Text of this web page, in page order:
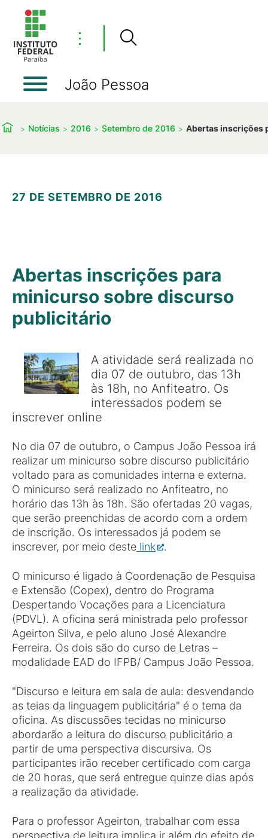
⋮
João Pessoa
Notícias 2016 Setembro de 2016 Abertas inscrições
27 DE SETEMBRO DE 2016
Abertas inscrições para
minicurso sobre discurso
publicitário
A atividade será realizada no
dia 07 de outubro, das 13h
às 18h, no Anfiteatro. Os
interessados podem se
inscrever online
No dia 07 de outubro, o Campus João Pessoa irá
realizar um minicurso sobre discurso publicitário
voltado para as comunidades interna e externa.
O minicurso será realizado no Anfiteatro, no
horário das 13h às 18h. São ofertadas 20 vagas,
que serão preenchidas de acordo com a ordem
de inscrição. Os interessados já podem se
inscrever, por meio deste link .
O minicurso é ligado à Coordenação de Pesquisa
e Extensão (Copex), dentro do Programa
Despertando Vocações para a Licenciatura
(PDVL). A oficina será ministrada pelo professor
Ageirton Silva, e pelo aluno José Alexandre
Ferreira. Os dois são do curso de Letras –
modalidade EAD do IFPB/ Campus João Pessoa.
"Discurso e leitura em sala de aula: desvendando
as teias da linguagem publicitária" é o tema da
oficina. As discussões tecidas no minicurso
abordarão a leitura do discurso publicitário a
partir de uma perspectiva discursiva. Os
participantes irão receber certificado com carga
de 20 horas, que será entregue quinze dias após
a realização da atividade.
Para o professor Ageirton, trabalhar com essa
perspectiva de leitura implica ir além do efeito de